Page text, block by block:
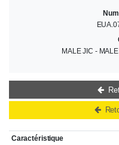
Caractéristique
MALE JIC -